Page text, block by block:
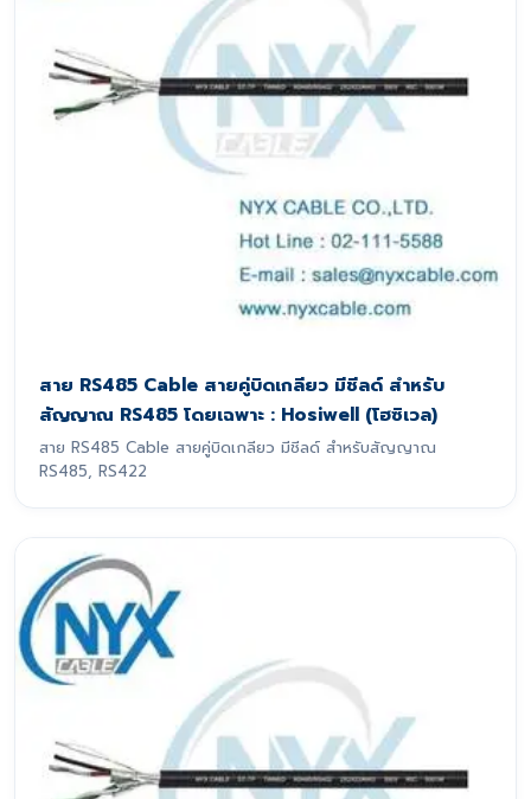
สาย RS485 Cable สายคู่บิดเกลียว มีชีลด์ สำหรับ
สัญญาณ RS485 โดยเฉพาะ : Hosiwell (โฮซิเวล)
สาย RS485 Cable สายคู่บิดเกลียว มีชีลด์ สำหรับสัญญาณ
RS485, RS422